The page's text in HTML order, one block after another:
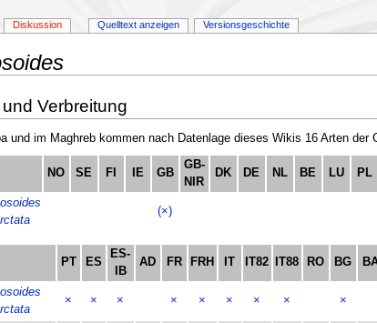
Verbreitung
und im Maghreb kommen nach Datenlage dieses Wikis 16 Arten der
NO SE FI IE GB
GB-
NIR
DK DE NL BE LU PL
(×)
PT ES
ES-
IB
AD FR FRH IT IT82 IT88 RO BG
× × × × × × × × ×
Diskussion Quelltext anzeigen Versionsgeschichte